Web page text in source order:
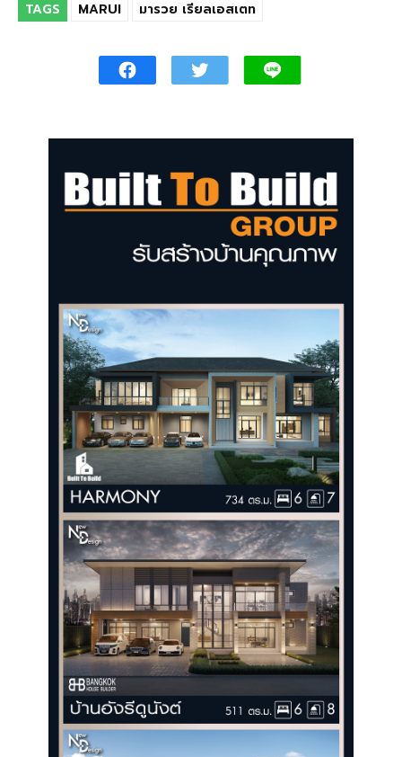
TAGS MARUI มารวย เรียลเอสเตท